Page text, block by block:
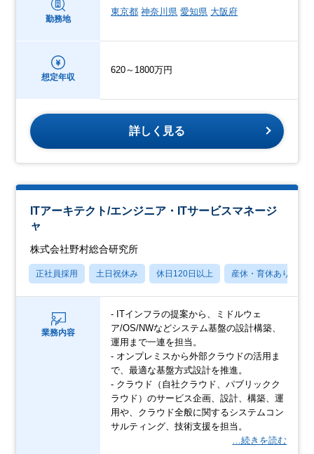
勤務地
東京都 神奈川県 愛知県 大阪府
想定年収
620～1800万円
詳しく見る
ITアーキテクト/エンジニア・ITサービスマネージ
ャ
株式会社野村総合研究所
正社員採用 土日祝休み 休日120日以上 産休・育休あり
業務内容
- ITインフラの提案から、ミドルウェ
ア/OS/NWなどシステム基盤の設計構築、
運用まで一連を担当。
- オンプレミスから外部クラウドの活用ま
で、最適な基盤方式設計を推進。
- クラウド（自社クラウド、パブリックク
ラウド）のサービス企画、設計、構築、運
用や、クラウド全般に関するシステムコン
サルティング、技術支援を担当。
…続きを読む